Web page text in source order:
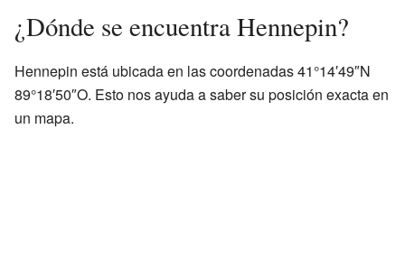
¿Dónde se encuentra Hennepin?
Hennepin está ubicada en las coordenadas 41°14′49″N
89°18′50″O. Esto nos ayuda a saber su posición exacta en
un mapa.